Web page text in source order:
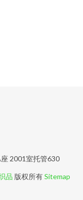
2001室托管630
品 版权所有Sitemap